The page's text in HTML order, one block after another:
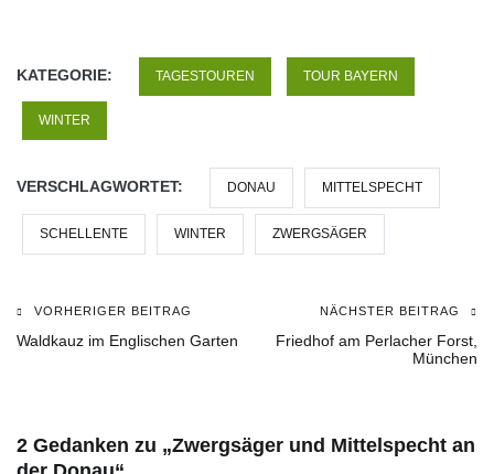
KATEGORIE: TAGESTOUREN TOUR BAYERN
WINTER
VERSCHLAGWORTET: DONAU MITTELSPECHT
SCHELLENTE WINTER ZWERGSÄGER
Beitragsnavigation
VORHERIGER BEITRAG
Waldkauz im Englischen Garten
NÄCHSTER BEITRAG
Friedhof am Perlacher Forst,
München
2 Gedanken zu „Zwergsäger und Mittelspecht an